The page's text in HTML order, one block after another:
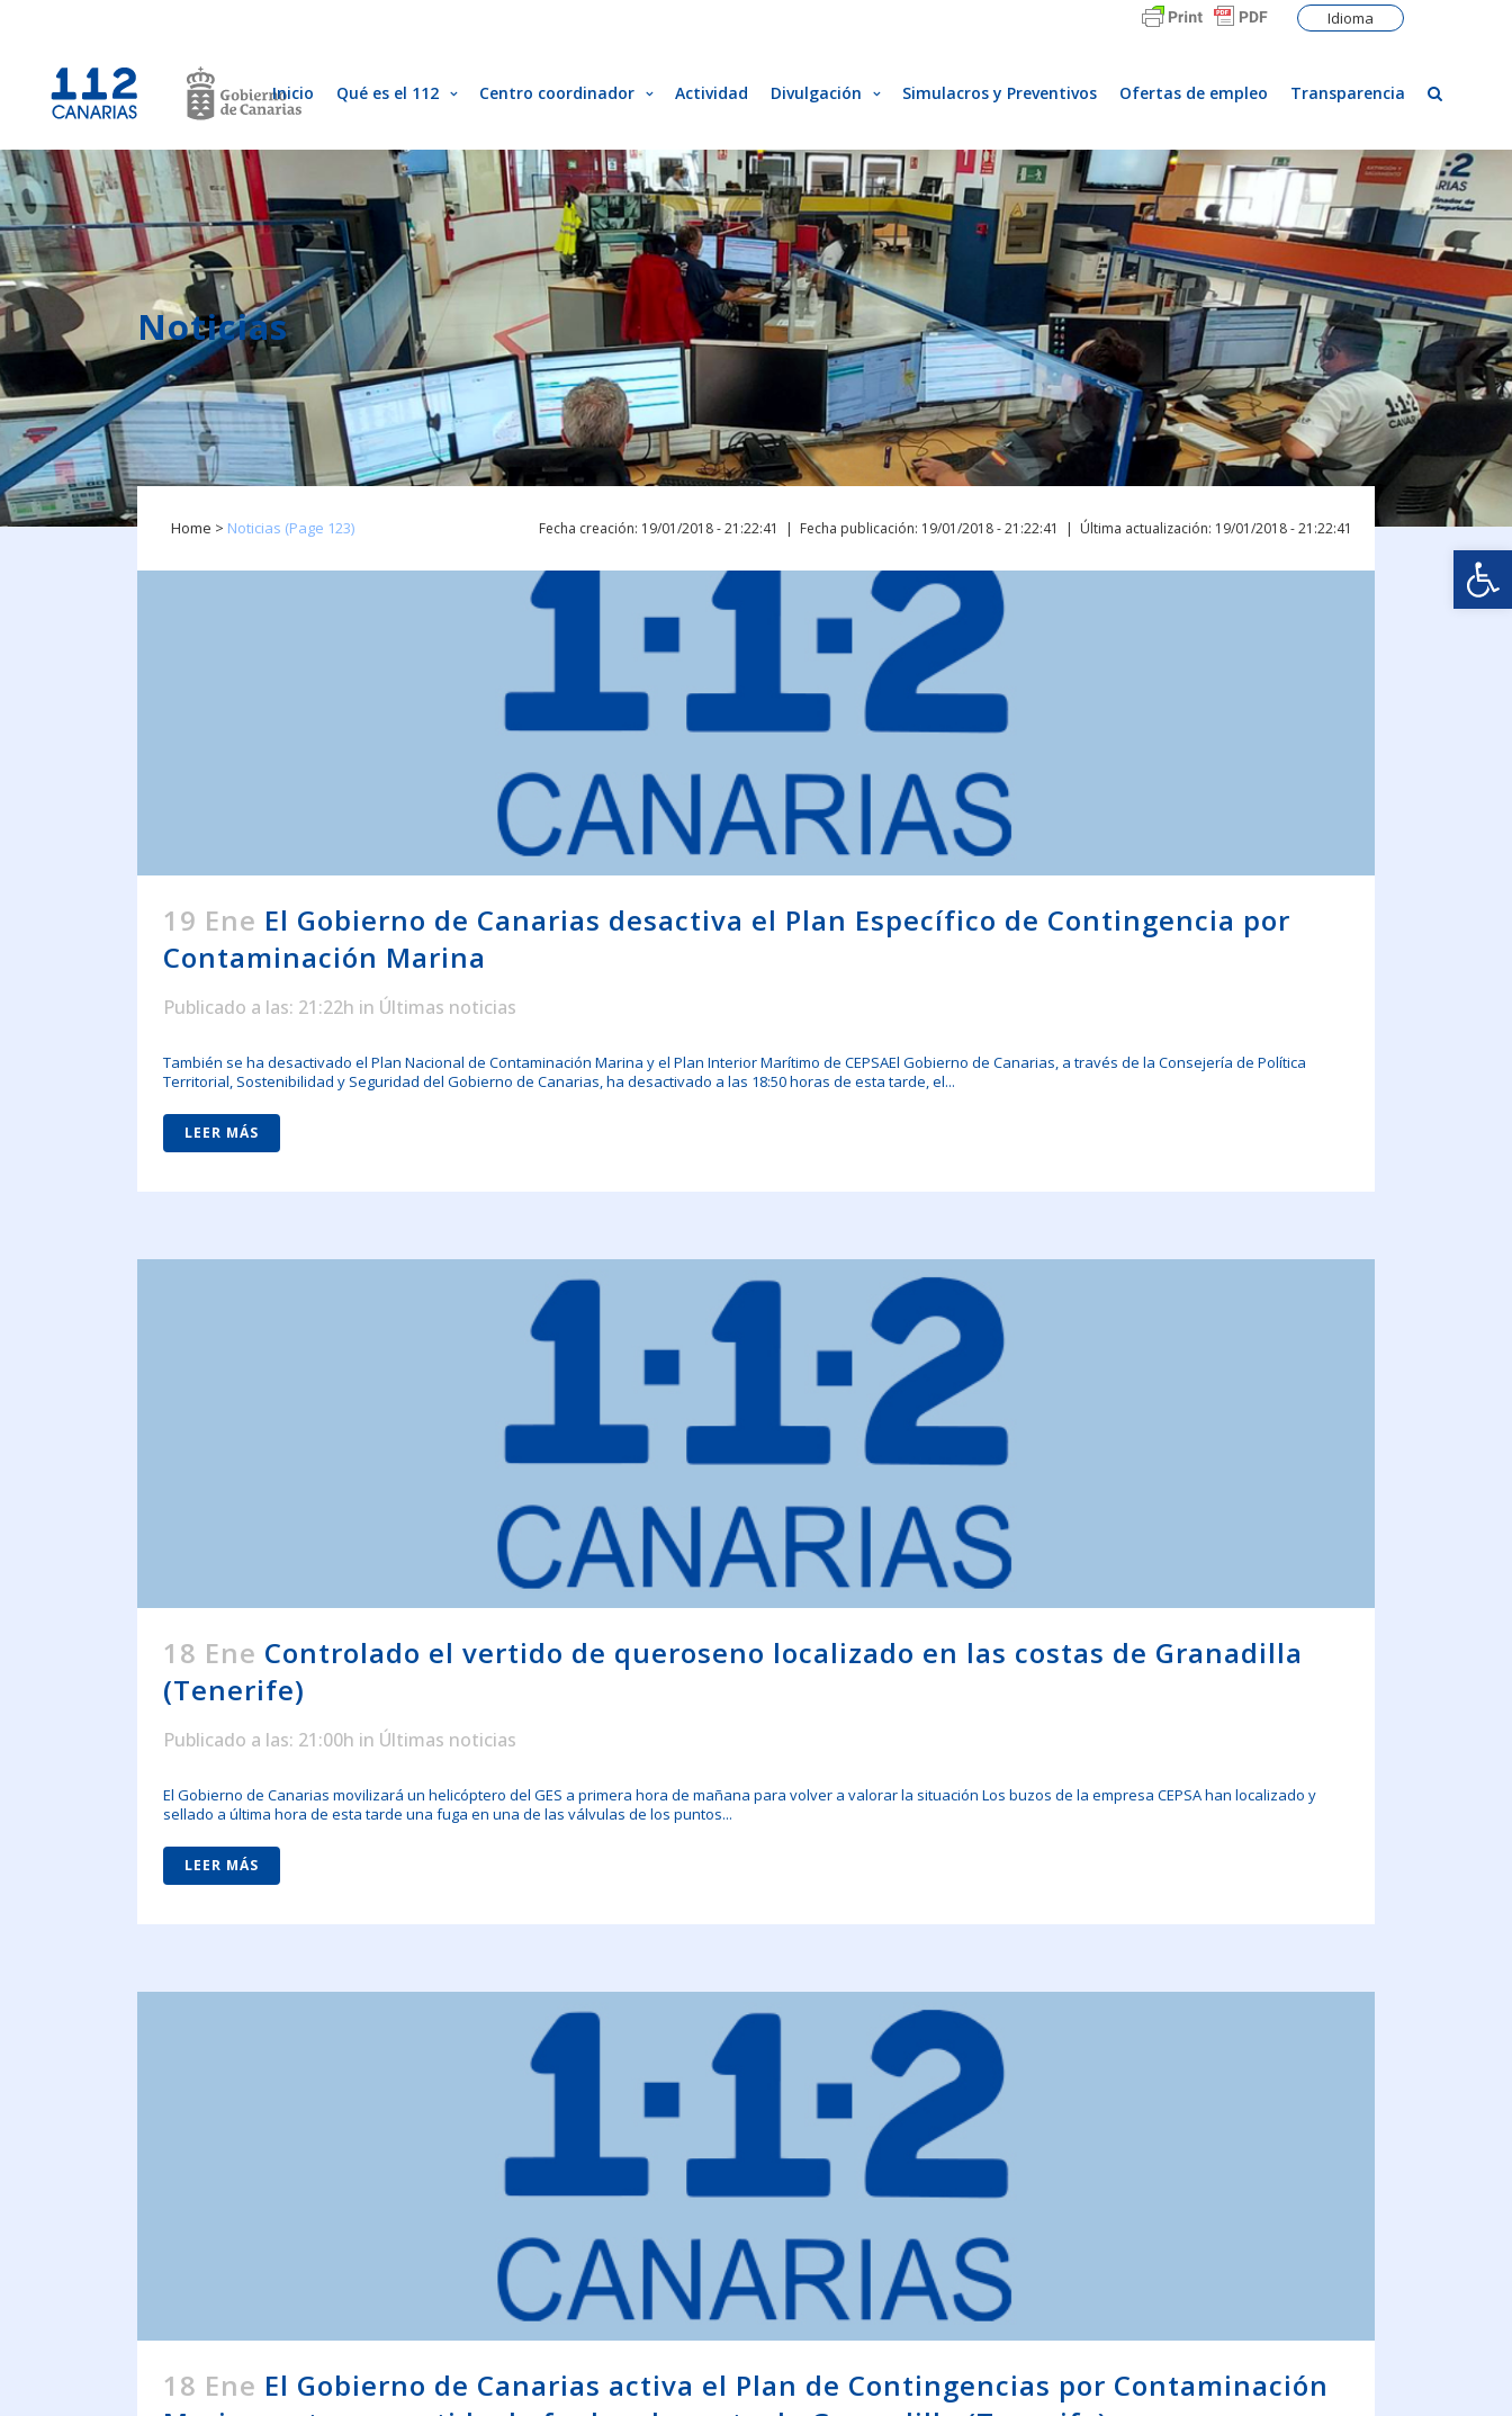
Idioma
Inicio Qué es el 112 Centro coordinador Actividad Divulgación Simulacros y Preventivos Ofertas de empleo Transparencia
Noticias
Home > Noticias (Page 123) Última actualización: 19/01/2018 - 21:22:41
Fecha publicación: 19/01/2018 - 21:22:41
Fecha creación: 19/01/2018 - 21:22:41
19 Ene El Gobierno de Canarias desactiva el Plan Específico de Contingencia por
Contaminación Marina
Publicado a las: 21:22h in Últimas noticias
También se ha desactivado el Plan Nacional de Contaminación Marina y el Plan Interior Marítimo de CEPSAEl Gobierno de Canarias, a través de la Consejería de Política
Territorial, Sostenibilidad y Seguridad del Gobierno de Canarias, ha desactivado a las 18:50 horas de esta tarde, el...
LEER MÁS
18 Ene Controlado el vertido de queroseno localizado en las costas de Granadilla
(Tenerife)
Publicado a las: 21:00h in Últimas noticias
El Gobierno de Canarias movilizará un helicóptero del GES a primera hora de mañana para volver a valorar la situación Los buzos de la empresa CEPSA han localizado y
sellado a última hora de esta tarde una fuga en una de las válvulas de los puntos...
LEER MÁS
18 Ene El Gobierno de Canarias activa el Plan de Contingencias por Contaminación